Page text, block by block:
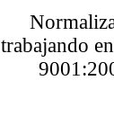
trabajando